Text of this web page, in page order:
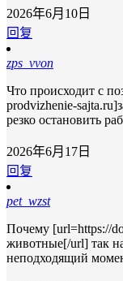
2026年6月10日
回复
zps_vvon
Что происходит с
prodvizhenie-
резко остановить
2026年6月17日
回复
pet_wzst
Почему [url=https://
животные[/url] так
неподходящий